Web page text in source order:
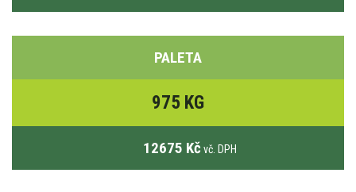
PALETA
975 KG
12675 Kč vč. DPH